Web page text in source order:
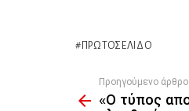
ΠΡΩΤΟΣΈΛΙΔΟ
more
Προηγούμενο άρθρο
«Ο τύπος